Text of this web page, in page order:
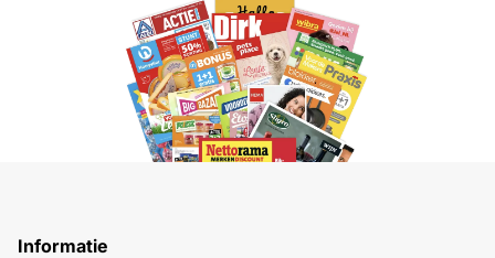
Informatie